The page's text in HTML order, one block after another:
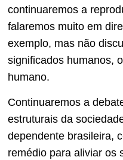
continuaremos a
falaremos muito em
exemplo, mas não
significados humanos,
humano.
Continuaremos a
estruturais da
dependente brasileira,
remédio para aliviar os